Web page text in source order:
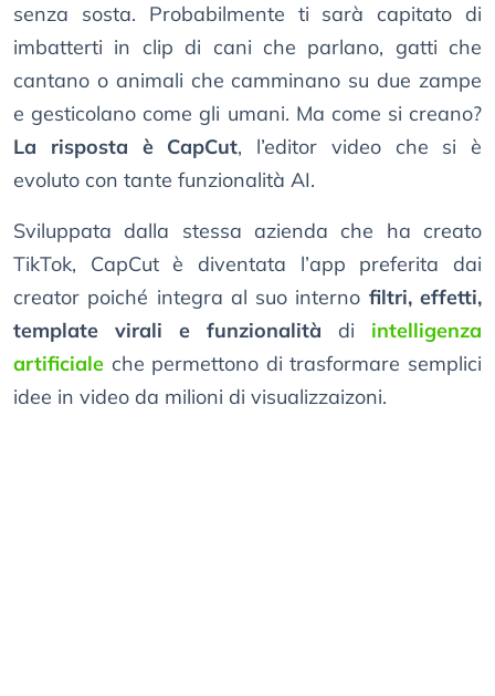
senza sosta. Probabilmente ti sarà capitato di
imbatterti in clip di cani che parlano, gatti che
cantano o animali che camminano su due zampe
e gesticolano come gli umani. Ma come si creano?
La risposta è CapCut, l’editor video che si è
evoluto con tante funzionalità AI.
Sviluppata dalla stessa azienda che ha creato
TikTok, CapCut è diventata l’app preferita dai
creator poiché integra al suo interno filtri, effetti,
template virali e funzionalità di intelligenza
artificiale che permettono di trasformare semplici
idee in video da milioni di visualizzaizoni.